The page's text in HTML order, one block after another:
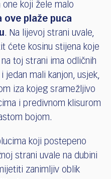
one koji žele malo
ove plaže puca
. Na lijevoj strani uvale,
ćete kosinu stijena koje
toj strani ima odličnih
jedan mali kanjon, usjek,
iza kojeg sramežljivo
i predivnom klisurom
bojom.
koji postepeno
strani uvale na dubini
zanimljiv oblik